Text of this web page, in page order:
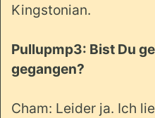
Kingstonian.
Pullupmp3: Bist Du
gegangen?
Cham: Leider ja. Ich